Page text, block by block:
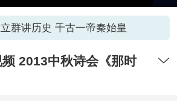
群讲历史 千古一帝秦始皇
2013中秋诗会《那时